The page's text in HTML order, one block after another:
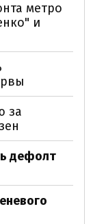
метро
и
за
дефолт